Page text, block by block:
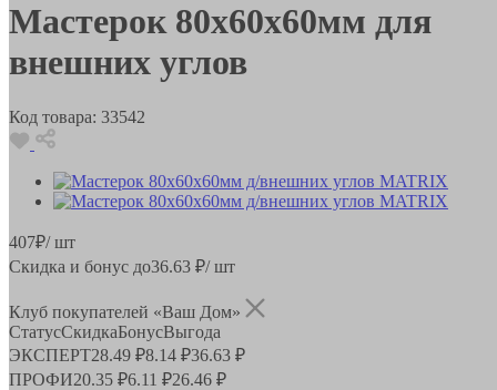
Мастерок 80х60х60мм для
внешних углов
Код товара: 33542
407₽/ шт
Скидка и бонус до36.63 ₽/ шт
Клуб покупателей «Ваш Дом»
СтатусСкидкаБонусВыгода
ЭКСПЕРТ28.49 ₽8.14 ₽36.63 ₽
ПРОФИ20.35 ₽6.11 ₽26.46 ₽